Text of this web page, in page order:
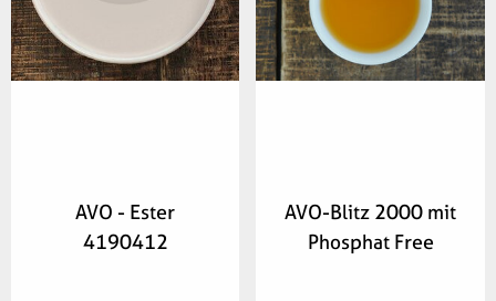
AVO - Ester
4190412
Zur Merkliste
hinzufügen
AVO-Blitz 2000 mit
Phosphat Free
Zur Merkliste
hinzufügen